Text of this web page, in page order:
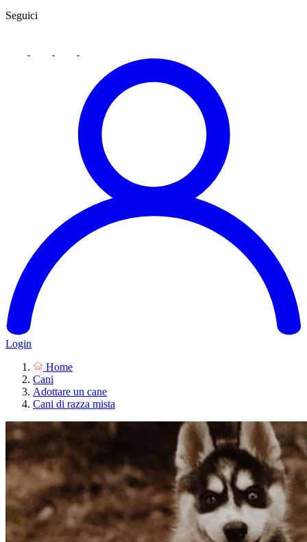
Seguici
Login
Home
Cani
Adottare un cane
Cani di razza mista